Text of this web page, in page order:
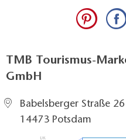
TMB Tourismus-
GmbH
Babelsberger Straße 26
14473 Potsdam